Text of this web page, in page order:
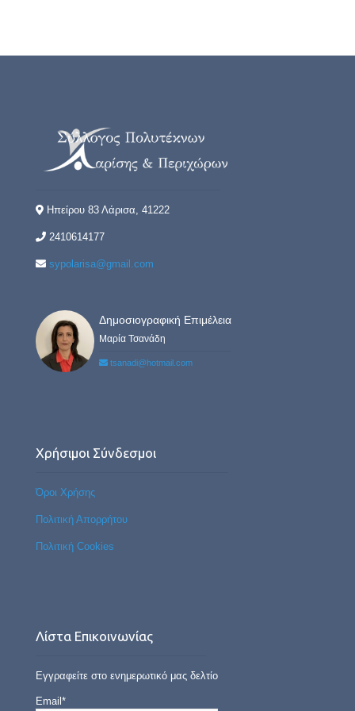
Ηπείρου 83 Λάρισα, 41222
2410614177
sypolarisa@gmail.com
Δημοσιογραφική Επιμέλεια
Μαρία Τσανάδη
tsanadi@hotmail.com
Χρήσιμοι Σύνδεσμοι
Όροι Χρήσης
Πολιτική Απορρήτου
Πολιτική Cookies
Λίστα Επικοινωνίας
Εγγραφείτε στο ενημερωτικό μας δελτίο
Email*